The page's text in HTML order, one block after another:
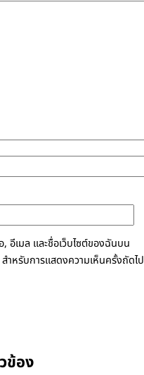
อีเมล และชื่อเว็บไซต์ของฉันบน
สำหรับการแสดงความเห็นครั้งถัดไป
ข้อง